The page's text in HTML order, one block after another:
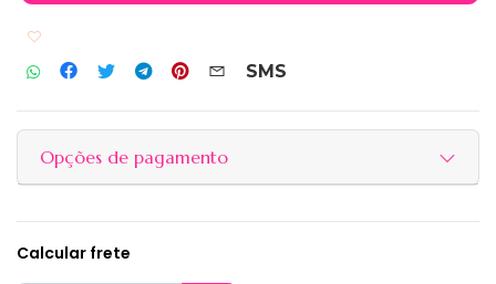
SMS
Opções de pagamento
Calcular frete